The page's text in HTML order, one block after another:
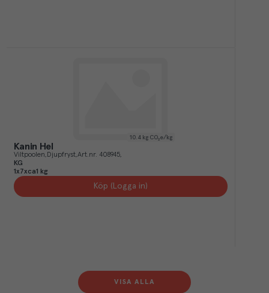
10.4 kg CO₂e/kg
Kanin Hel
Viltpoolen Djupfryst Art.nr. 408945
KG
1x7xca1 kg
Köp (Logga in)
VISA ALLA